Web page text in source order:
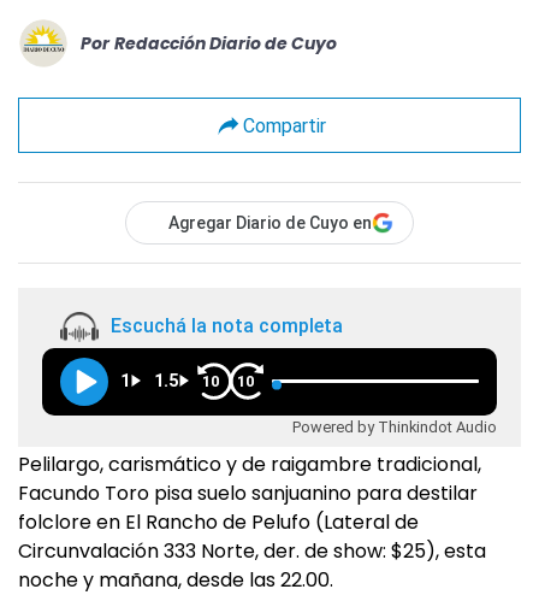
Por Redacción Diario de Cuyo
Compartir
Agregar Diario de Cuyo en
Escuchá la nota completa
1 1.5 10 10
Powered by Thinkindot Audio
Pelilargo, carismático y de raigambre tradicional,
Facundo Toro pisa suelo sanjuanino para destilar
folclore en El Rancho de Pelufo (Lateral de
Circunvalación 333 Norte, der. de show: $25), esta
noche y mañana, desde las 22.00.